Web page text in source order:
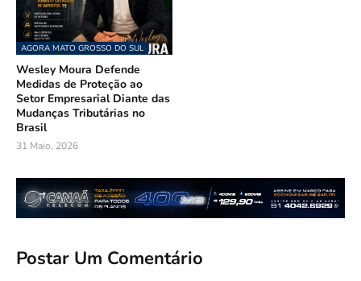
AGORA MATO GROSSO DO SUL
Wesley Moura Defende
Medidas de Proteção ao
Setor Empresarial Diante das
Mudanças Tributárias no
Brasil
31 Maio, 2026
Postar Um Comentário